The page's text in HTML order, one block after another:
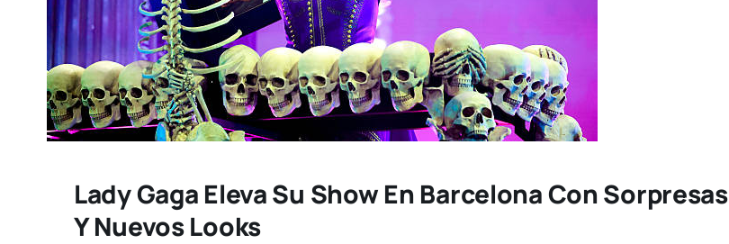
Lady Gaga Eleva Su Show En Barcelona Con Sorpresas
Y Nuevos Looks